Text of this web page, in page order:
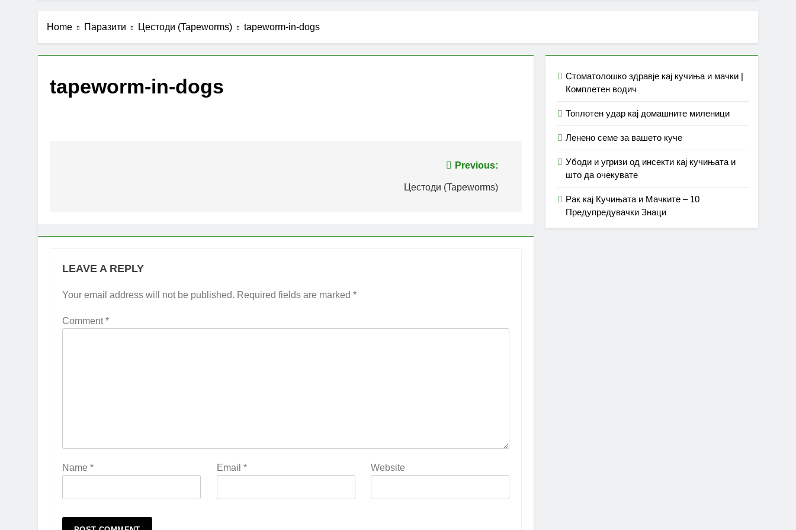
Home Паразити Цестоди (Tapeworms) tapeworm-in-dogs
tapeworm-in-dogs
Previous:
Цестоди (Tapeworms)
LEAVE A REPLY
Your email address will not be published. Required fields are marked *
Comment*
Name * Email * Website
Стоматолошко здравје кај кучиња и мачки |
Комплетен водич
Топлотен удар кај домашните миленици
Ленено семе за вашето куче
Убоди и угризи од инсекти кај кучињата и
што да очекувате
Рак кај Кучињата и Мачките – 10
Предупредувачки Знаци